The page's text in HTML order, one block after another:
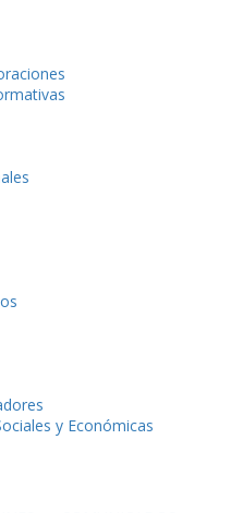
y Económicas